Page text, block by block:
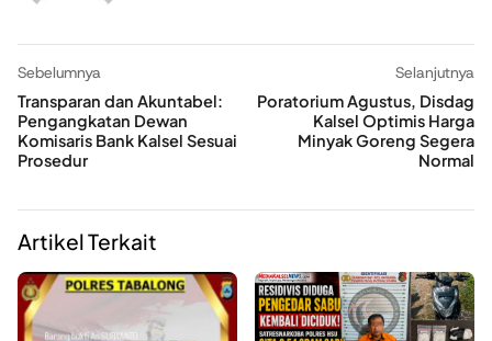
Sebelumnya
Transparan dan Akuntabel:
Pengangkatan Dewan
Komisaris Bank Kalsel Sesuai
Prosedur
Selanjutnya
Poratorium Agustus, Disdag
Kalsel Optimis Harga
Minyak Goreng Segera
Normal
Artikel Terkait